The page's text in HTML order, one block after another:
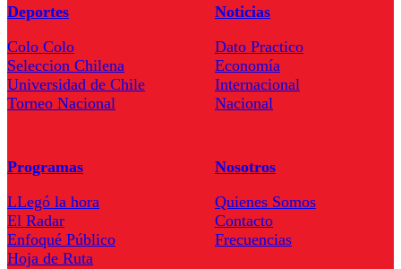
Deportes
Colo Colo
Seleccion Chilena
Universidad de Chile
Torneo Nacional
Noticias
Dato Practico
Economía
Internacional
Nacional
Programas
LLegó la hora
El Radar
Enfoqué Público
Hoja de Ruta
Nosotros
Quienes Somos
Contacto
Frecuencias